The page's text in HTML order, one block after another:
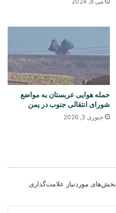
حمله هوایی عربستان به مواضع
شورای انتقالی جنوب در یمن
جنوری 3, 2026
بخش‌های موردنیاز علامت‌گذاری